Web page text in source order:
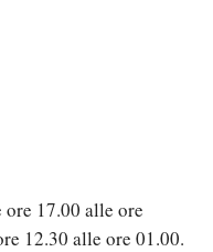
17.00 alle ore
12.30 alle ore 01.00.